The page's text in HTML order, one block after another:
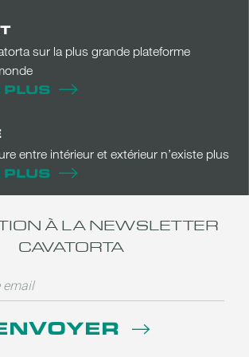
sur la plus grande plateforme
PLUS
entre intérieur et extérieur n’existe plus
PLUS
À LA NEWSLETTER
CAVATORTA